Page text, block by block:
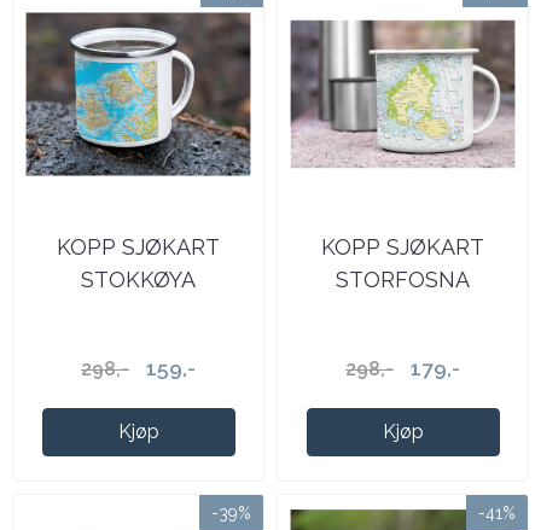
KOPP SJØKART
STOKKØYA
298,- 159,-
Kjøp
KOPP SJØKART
STORFOSNA
298,- 179,-
Kjøp
-39% -41%